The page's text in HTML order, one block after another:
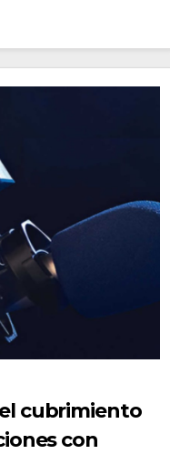
cubrimiento
con